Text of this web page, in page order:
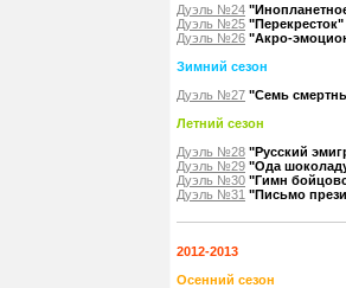
Дуэль №24
Дуэль №25 "Перекресток"
Дуэль №26 "Акро-
Зимний сезон
Дуэль №27 "Семь
Летний сезон
Дуэль №28 "Русский
Дуэль №29 "Ода
Дуэль №30 "Гимн
Дуэль №31 "Письмо
2012-2013
Осенний сезон